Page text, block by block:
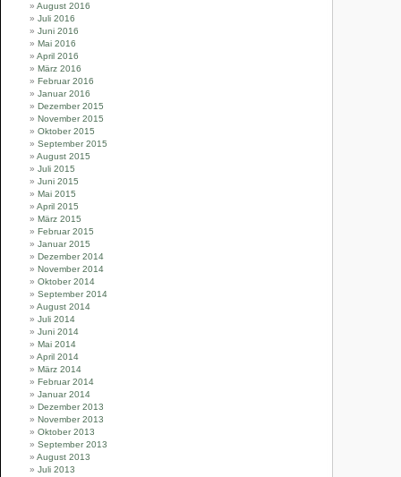
August 2016
Juli 2016
Juni 2016
Mai 2016
April 2016
März 2016
Februar 2016
Januar 2016
Dezember 2015
November 2015
Oktober 2015
September 2015
August 2015
Juli 2015
Juni 2015
Mai 2015
April 2015
März 2015
Februar 2015
Januar 2015
Dezember 2014
November 2014
Oktober 2014
September 2014
August 2014
Juli 2014
Juni 2014
Mai 2014
April 2014
März 2014
Februar 2014
Januar 2014
Dezember 2013
November 2013
Oktober 2013
September 2013
August 2013
Juli 2013